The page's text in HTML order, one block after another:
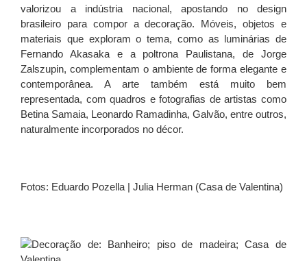
valorizou a indústria nacional, apostando no design
brasileiro para compor a decoração. Móveis, objetos e
materiais que exploram o tema, como as luminárias de
Fernando Akasaka e a poltrona Paulistana, de Jorge
Zalszupin, complementam o ambiente de forma elegante e
contemporânea. A arte também está muito bem
representada, com quadros e fotografias de artistas como
Betina Samaia, Leonardo Ramadinha, Galvão, entre outros,
naturalmente incorporados no décor.
Fotos: Eduardo Pozella | Julia Herman (Casa de Valentina)